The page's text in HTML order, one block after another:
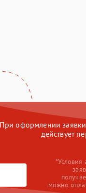
При оформлении заявки
действует
*Условия
можно